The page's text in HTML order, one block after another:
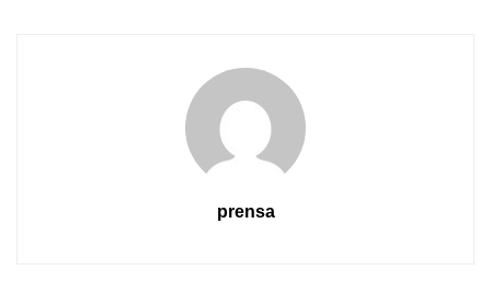
prensa